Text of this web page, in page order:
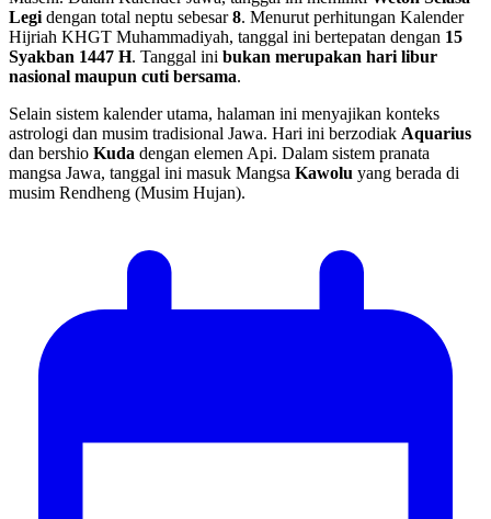
Legi dengan total neptu sebesar8. Menurut perhitungan Kalender
Hijriah KHGT Muhammadiyah, tanggal ini bertepatan dengan 15
Syakban 1447 H. Tanggal ini bukan merupakan hari libur
nasional maupun cuti bersama.
Selain sistem kalender utama, halaman ini menyajikan konteks
astrologi dan musim tradisional Jawa. Hari ini berzodiak Aquarius
dan bershio Kuda dengan elemen Api. Dalam sistem pranata
mangsa Jawa, tanggal ini masuk Mangsa Kawolu yang berada di
musim Rendheng (Musim Hujan).